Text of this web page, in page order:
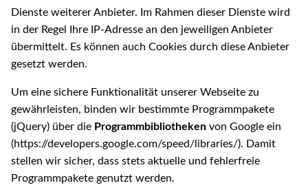
Dienste weiterer Anbieter. Im Rahmen dieser Dienste wird
in der Regel Ihre IP-Adresse an den jeweiligen Anbieter
übermittelt. Es können auch Cookies durch diese Anbieter
gesetzt werden.
Um eine sichere Funktionalität unserer Webseite zu
gewährleisten, binden wir bestimmte Programmpakete
(jQuery) über die Programmbibliotheken von Google ein
(https://developers.google.com/speed/libraries/). Damit
stellen wir sicher, dass stets aktuelle und fehlerfreie
Programmpakete genutzt werden.